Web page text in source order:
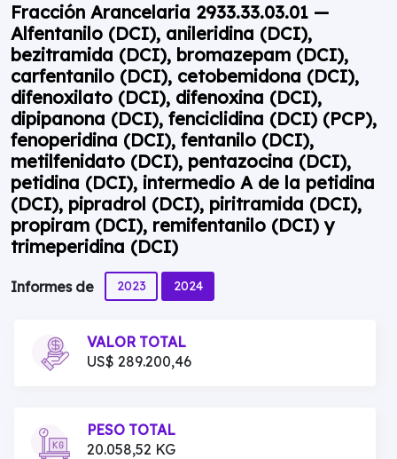
Fracción Arancelaria 2933.33.03.01 —
Alfentanilo (DCI), anileridina (DCI),
bezitramida (DCI), bromazepam (DCI),
carfentanilo (DCI), cetobemidona (DCI),
difenoxilato (DCI), difenoxina (DCI),
dipipanona (DCI), fenciclidina (DCI) (PCP),
fenoperidina (DCI), fentanilo (DCI),
metilfenidato (DCI), pentazocina (DCI),
petidina (DCI), intermedio A de la petidina
(DCI), pipradrol (DCI), piritramida (DCI),
propiram (DCI), remifentanilo (DCI) y
trimeperidina (DCI)
Informes de 2023 2024
VALOR TOTAL
US$ 289.200,46
PESO TOTAL
20.058,52 KG